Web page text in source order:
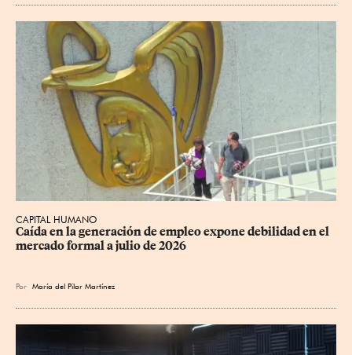
CAPITAL HUMANO
Caída en la generación de empleo expone debilidad en el
mercado formal a julio de 2026
Por María del Pilar Martínez